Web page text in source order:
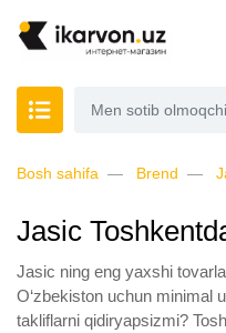
Bosh sahifa Brend
Jasic
Jasic ning eng yaxshi
O‘zbekiston uchun minimal
takliflarni qidiryapsizmi?